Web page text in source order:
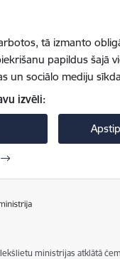
tā izmanto
papildus šajā
un sociālo mediju
izvēli:
ministrijas atklātā